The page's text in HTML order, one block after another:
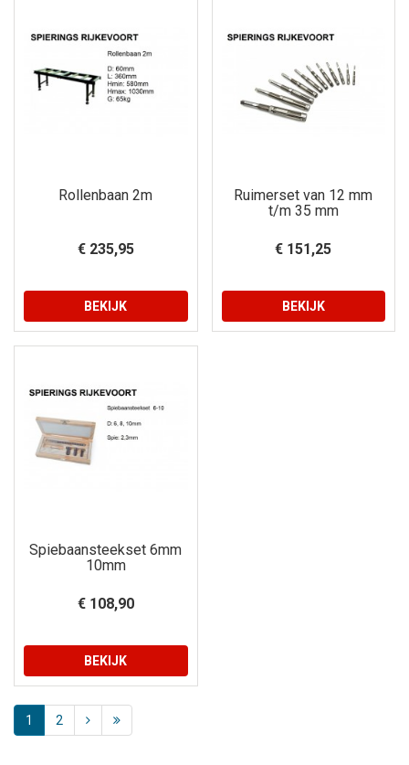
Rollenbaan 2m
€ 235,95
BEKIJK
Ruimerset van 12 mm
t/m 35 mm
€ 151,25
BEKIJK
Spiebaansteekset 6mm
10mm
€ 108,90
BEKIJK
1 2